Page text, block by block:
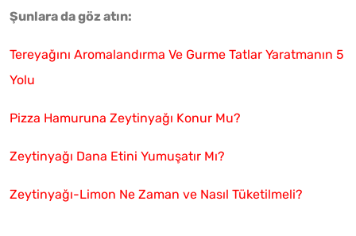
Şunlara da göz atın:
Tereyağını Aromalandırma Ve Gurme Tatlar Yaratmanın 5
Yolu
Pizza Hamuruna Zeytinyağı Konur Mu?
Zeytinyağı Dana Etini Yumuşatır Mı?
Zeytinyağı-Limon Ne Zaman ve Nasıl Tüketilmeli?